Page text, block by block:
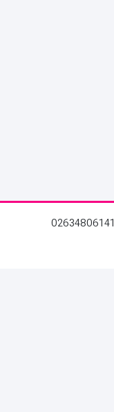
تمامی حقوق برای سلرشاپ محفوظ است. کرج 02634806141